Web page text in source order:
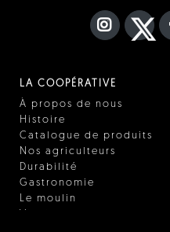
LA COOPÉRATIVE
À propos de nous
Histoire
Catalogue de produits
Nos agriculteurs
Durabilité
Gastronomie
Le moulin